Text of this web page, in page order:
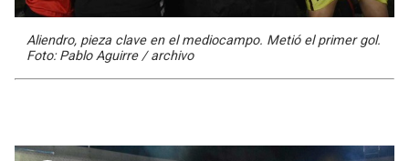
Aliendro, pieza clave en el mediocampo. Metió el primer gol.
Foto: Pablo Aguirre / archivo